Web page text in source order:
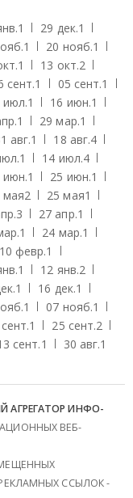
1 29 дек.1
1 20 нояб.1
1 13 окт.2
сент.1 05 сент.1
июл.1 16 июн.1
1 29 мар.1
авг.1 18 авг.4
1 14 июл.4
июн.1 25 июн.1
мая2 25 мая1
3 27 апр.1
1 24 мар.1
10 февр.1
1 12 янв.2
1 16 дек.1
1 07 нояб.1
1 25 сент.2
сент.1 30 авг.1
АГРЕГАТОР ИНФО-
ВЕБ-
ССЫЛОК -